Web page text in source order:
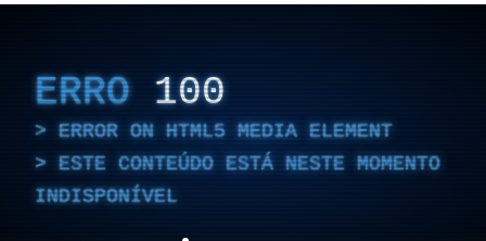
ERRO 100
ERROR ON HTML5 MEDIA ELEMENT
ESTE CONTEÚDO ESTÁ NESTE MOMENTO
INDISPONÍVEL